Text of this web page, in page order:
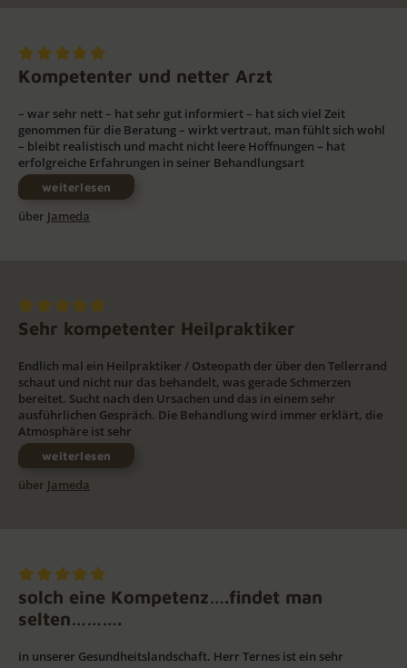
Kompetenter und netter Arzt
– war sehr nett – hat sehr gut informiert – hat sich viel Zeit
genommen für die Beratung – wirkt vertraut, man fühlt sich wohl
– bleibt realistisch und macht nicht leere Hoffnungen – hat
erfolgreiche Erfahrungen in seiner Behandlungsart
weiterlesen
über Jameda
Sehr kompetenter Heilpraktiker
Endlich mal ein Heilpraktiker / Osteopath der über den Tellerrand
schaut und nicht nur das behandelt, was gerade Schmerzen
bereitet. Sucht nach den Ursachen und das in einem sehr
ausführlichen Gespräch. Die Behandlung wird immer erklärt, die
Atmosphäre ist sehr
weiterlesen
über Jameda
solch eine Kompetenz….findet man
selten……….
in unserer Gesundheitslandschaft. Herr Ternes ist ein sehr